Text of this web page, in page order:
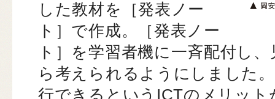
した教材を［発表ノー
ト］で作成。［発表ノー
ト］を学習者機に一斉配付し
ら考えられるようにしました
行できるというICTのメリッ